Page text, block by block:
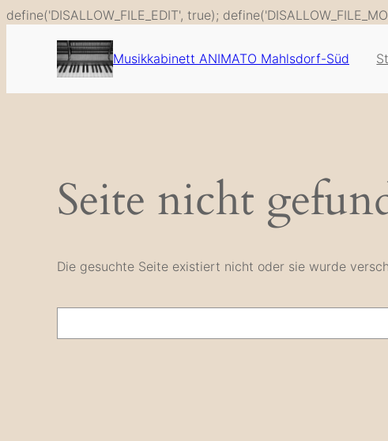
define('DISALLOW_FILE_EDIT', true);
Musikkabinett ANIMATO Mahlsdorf-Süd
Seite nicht
Die gesuchte Seite existiert nicht oder sie wurde